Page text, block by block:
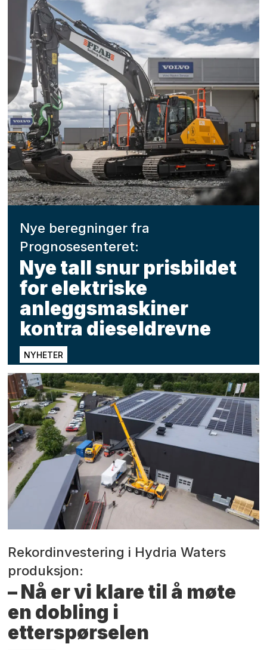
Nye beregninger fra
Prognosesenteret:
Nye tall snur prisbildet
for elektriske
anleggsmaskiner
kontra dieseldrevne
NYHETER
Rekordinvestering i Hydria Waters
produksjon:
– Nå er vi klare til å møte
en dobling i
etterspørselen